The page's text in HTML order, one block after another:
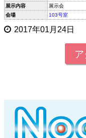
展示内容
展示会
会場
103号室
2017年01月24日